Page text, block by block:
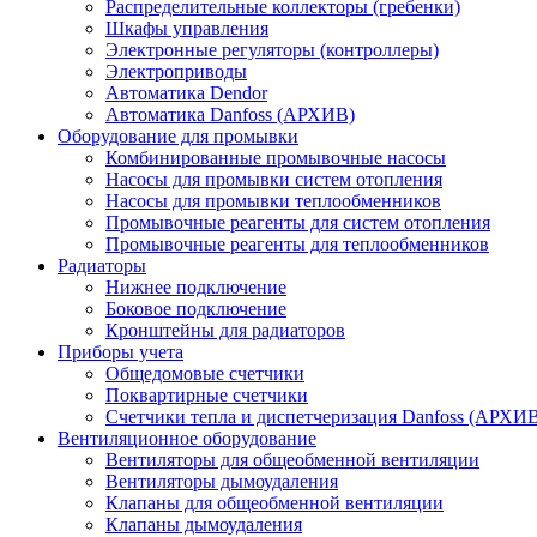
Распределительные коллекторы (гребенки)
Шкафы управления
Электронные регуляторы (контроллеры)
Электроприводы
Автоматика Dendor
Автоматика Danfoss (АРХИВ)
Оборудование для промывки
Комбинированные промывочные насосы
Насосы для промывки систем отопления
Насосы для промывки теплообменников
Промывочные реагенты для систем отопления
Промывочные реагенты для теплообменников
Радиаторы
Нижнее подключение
Боковое подключение
Кронштейны для радиаторов
Приборы учета
Общедомовые счетчики
Поквартирные счетчики
Счетчики тепла и диспетчеризация Danfoss
Вентиляционное оборудование
Вентиляторы для общеобменной вентиляции
Вентиляторы дымоудаления
Клапаны для общеобменной вентиляции
Клапаны дымоудаления